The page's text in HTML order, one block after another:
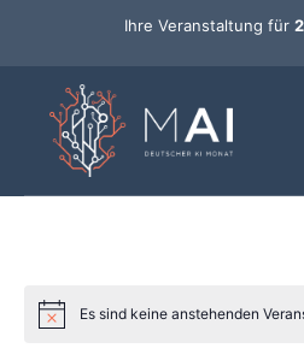
Ihre Veranstaltung für
Es sind keine anstehenden